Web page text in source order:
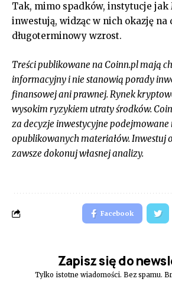
Tak, mimo spadków, instytucje jak
inwestują, widząc w nich okazję na
długoterminowy wzrost.
Treści publikowane na Coinn.pl mają
informacyjny i nie stanowią porady
finansowej ani prawnej. Rynek
wysokim ryzykiem utraty środków.
za decyzje inwestycyjne podejmowane
opublikowanych materiałów. Inwestuj
zawsze dokonuj własnej analizy.
Facebook
Zapisz się do
Tylko istotne wiadomości. Bez spamu.